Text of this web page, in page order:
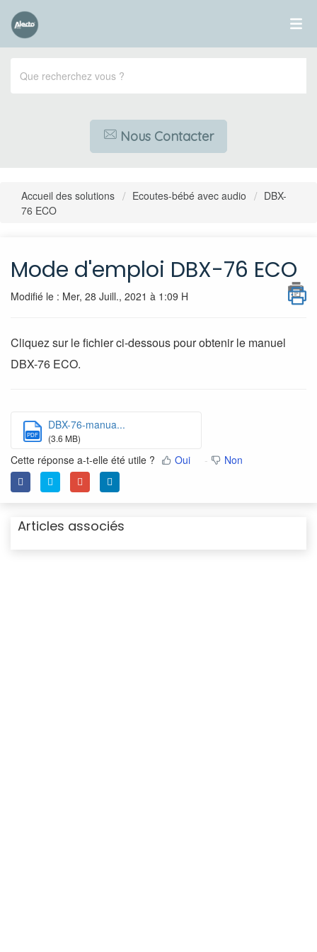
Nous Contacter
Accueil des solutions Ecoutes-bébé avec audio
DBX-
76 ECO
Mode d'emploi DBX-76 ECO
Modifié le : Mer, 28 Juill., 2021 à 1:09 H
Cliquez sur le fichier ci-dessous pour obtenir le manuel
DBX-76 ECO.
PDF
DBX-76-manua...
(3.6 MB)
Cette réponse a-t-elle été utile ? Oui Non
Articles associés